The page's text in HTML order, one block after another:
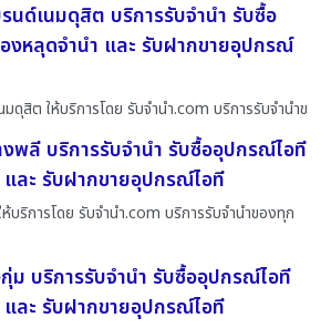
นด์เนมดุสิต บริการรับจำนำ รับซื้อ
งหลุดจำนำ และ รับฝากขายอุปกรณ์
มดุสิต ให้บริการโดย รับจํานํา.com บริการรับจำนำข
พลี บริการรับจำนำ รับซื้ออุปกรณ์ไอที
ละ รับฝากขายอุปกรณ์ไอที
ริการโดย รับจํานํา.com บริการรับจำนำของทุก
ม บริการรับจำนำ รับซื้ออุปกรณ์ไอที
ละ รับฝากขายอุปกรณ์ไอที